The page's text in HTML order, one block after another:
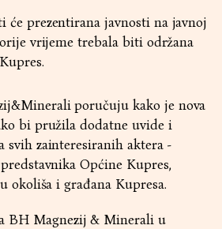
će prezentirana javnosti na javnoj
vrijeme trebala biti održana
poručuju kako je nova
bi pružila dodatne uvide i
svih zainteresiranih aktera -
Općine Kupres,
okoliša i građana Kupresa.
BH Magnezij & Minerali u